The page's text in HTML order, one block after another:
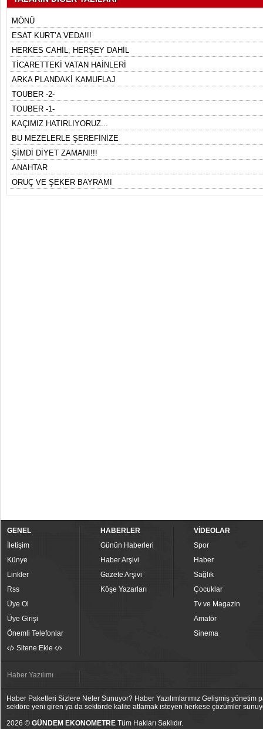
MÖNÜ
ESAT KURT’A VEDA!!!
HERKES CAHİL; HERŞEY DAHİL
TİCARETTEKİ VATAN HAİNLERİ
ARKA PLANDAKİ KAMUFLAJ
TOUBER -2-
TOUBER -1-
KAÇIMIZ HATIRLIYORUZ...
BU MEZELERLE ŞEREFİNİZE
ŞİMDİ DİYET ZAMANI!!!
ANAHTAR
ORUÇ VE ŞEKER BAYRAMI
GENEL
İletişim
Künye
Linkler
Rss
Üye Ol
Üye Girişi
Önemli Telefonlar
Sitene Ekle
HABERLER
Günün Haberleri
Haber Arşivi
Gazete Arşivi
Köşe Yazarları
VİDEOLAR
Spor
Haber
Sağlık
Çocuklar
Tv ve Magazin
Amatör
Sinema
Haber Yazılımı
Haber Paketleri Sizlere Neler Sunuyor? Haber Yazılımlarımız Gelişmiş
sektöre yeni giren ya da sektörde kalite atlamak isteyen herkese çözümler
2026 © GÜNDEM EKONOMETRE Tüm Hakları Saklıdır.